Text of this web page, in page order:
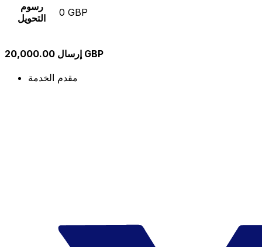
رسوم
التحويل
0 GBP
إرسال 20,000.00 GBP
مقدم الخدمة